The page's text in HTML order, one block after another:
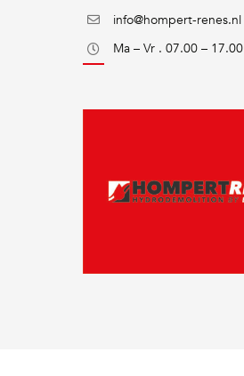
info@hompert-renes.nl
Ma – Vr . 07.00 – 17.00